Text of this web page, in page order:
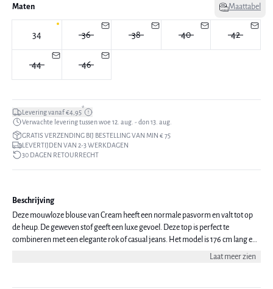
Maten Maattabel
34 36 38 40 42
44 46
Levering vanaf €4,95*
Verwachte levering tussen woe 12. aug. - don 13. aug.
GRATIS VERZENDING BIJ BESTELLING VAN MIN € 75
LEVERTIJDEN VAN 2-3 WERKDAGEN
30 DAGEN RETOURRECHT
Beschrijving
Deze mouwloze blouse van Cream heeft een normale pasvorm en valt tot op
de heup. De geweven stof geeft een luxe gevoel. Deze top is perfect te
combineren met een elegante rok of casual jeans. Het model is 176 cm lang en
Laat meer zien